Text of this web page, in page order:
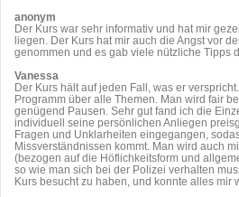
anonym
Der Kurs war sehr informativ und hat mir
liegen. Der Kurs hat mir auch die Angst vor
genommen und es gab viele nützliche Tipps
Vanessa
Der Kurs hält auf jeden Fall, was er
Programm über alle Themen. Man wird fair
genügend Pausen. Sehr gut fand ich die
individuell seine persönlichen Anliegen
Fragen und Unklarheiten eingegangen,
Missverständnissen kommt. Man wird auch
(bezogen auf die Höflichkeitsform und
so wie man sich bei der Polizei verhalten
Kurs besucht zu haben, und konnte alles mir